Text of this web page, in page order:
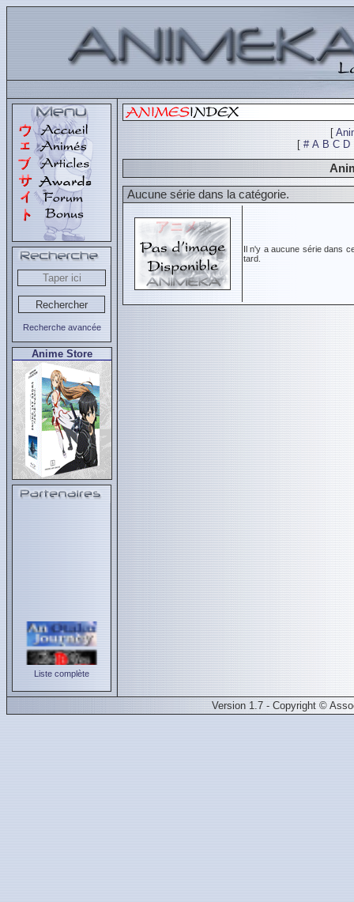
Recherche avancée
Anime Store
Liste complète
[
[ # A B C D
Aucune série dans la catégorie.
Il n'y a aucune série dans
tard.
Version 1.7 - Copyright ©